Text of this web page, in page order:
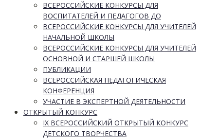
ВСЕРОССИЙСКИЕ КОНКУРСЫ ДЛЯ
ВОСПИТАТЕЛЕЙ И ПЕДАГОГОВ ДО
ВСЕРОССИЙСКИЕ КОНКУРСЫ ДЛЯ УЧИТЕЛЕЙ
НАЧАЛЬНОЙ ШКОЛЫ
ВСЕРОССИЙСКИЕ КОНКУРСЫ ДЛЯ УЧИТЕЛЕЙ
ОСНОВНОЙ И СТАРШЕЙ ШКОЛЫ
ПУБЛИКАЦИИ
ВСЕРОССИЙСКАЯ ПЕДАГОГИЧЕСКАЯ
КОНФЕРЕНЦИЯ
УЧАСТИЕ В ЭКСПЕРТНОЙ ДЕЯТЕЛЬНОСТИ
ОТКРЫТЫЙ КОНКУРС
IX ВСЕРОССИЙСКИЙ ОТКРЫТЫЙ КОНКУРС
ДЕТСКОГО ТВОРЧЕСТВА